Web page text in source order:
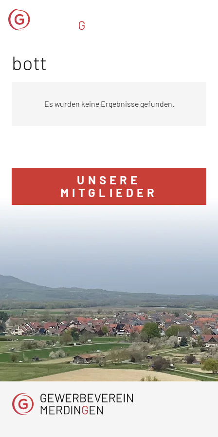
bott
Es wurden keine Ergebnisse gefunden.
UNSERE
MITGLIEDER